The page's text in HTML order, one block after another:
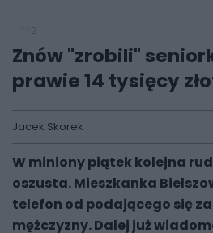
Znów "zrobili"
prawie 14 tysięcy
Jacek Skorek
W miniony piątek kolejna
oszusta. Mieszkanka
telefon od podającego się
mężczyzny. Dalej już